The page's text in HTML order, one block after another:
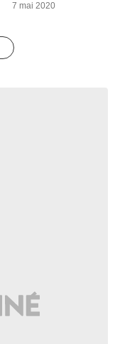
7 mai 2020